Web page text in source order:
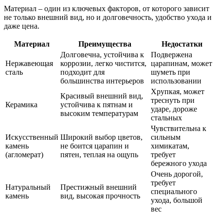
Материал – один из ключевых факторов, от которого зависит
не только внешний вид, но и долговечность, удобство ухода и
даже цена.
Материал Преимущества Недостатки
Нержавеющая
сталь
Долговечна, устойчива к
коррозии, легко чистится,
подходит для
большинства интерьеров
Подвержена
царапинам, может
шуметь при
использовании
Керамика
Красивый внешний вид,
устойчива к пятнам и
высоким температурам
Хрупкая, может
треснуть при
ударе, дороже
стальных
Искусственный
камень
(агломерат)
Широкий выбор цветов,
не боится царапин и
пятен, теплая на ощупь
Чувствительна к
сильным
химикатам,
требует
бережного ухода
Натуральный
камень
Престижный внешний
вид, высокая прочность
Очень дорогой,
требует
специального
ухода, большой
вес